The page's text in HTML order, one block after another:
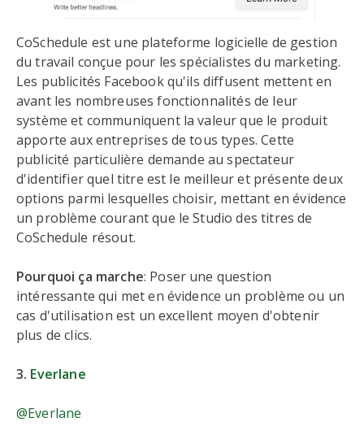
CoSchedule est une plateforme logicielle de gestion
du travail conçue pour les spécialistes du marketing.
Les publicités Facebook qu'ils diffusent mettent en
avant les nombreuses fonctionnalités de leur
système et communiquent la valeur que le produit
apporte aux entreprises de tous types. Cette
publicité particulière demande au spectateur
d'identifier quel titre est le meilleur et présente deux
options parmi lesquelles choisir, mettant en évidence
un problème courant que le Studio des titres de
CoSchedule résout.
Pourquoi ça marche: Poser une question
intéressante qui met en évidence un problème ou un
cas d'utilisation est un excellent moyen d'obtenir
plus de clics.
3. Everlane
@Everlane